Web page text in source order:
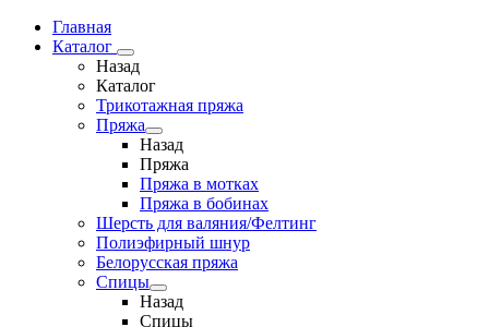
Главная
Каталог
Назад
Каталог
Трикотажная пряжа
Пряжа
Назад
Пряжа
Пряжа в мотках
Пряжа в бобинах
Шерсть для валяния/Фелтинг
Полиэфирный шнур
Белорусская пряжа
Спицы
Назад
Спицы